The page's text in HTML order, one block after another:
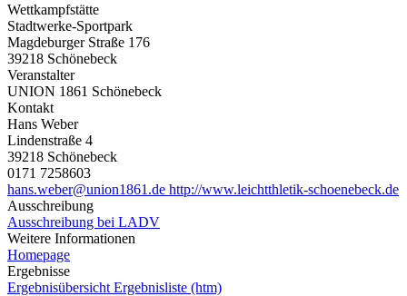
Wettkampfstätte
Stadtwerke-Sportpark
Magdeburger Straße 176
39218 Schönebeck
Veranstalter
UNION 1861 Schönebeck
Kontakt
Hans Weber
Lindenstraße 4
39218 Schönebeck
0171 7258603
hans.weber@union1861.de http://www.leichtthletik-schoenebeck.de
Ausschreibung
Ausschreibung bei LADV
Weitere Informationen
Homepage
Ergebnisse
Ergebnisübersicht Ergebnisliste (htm)